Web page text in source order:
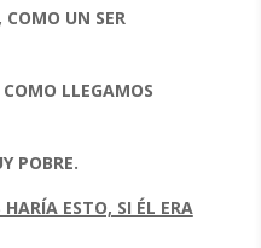
UN SER
LLEGAMOS
POBRE.
HARÍA ESTO, SI ÉL ERA